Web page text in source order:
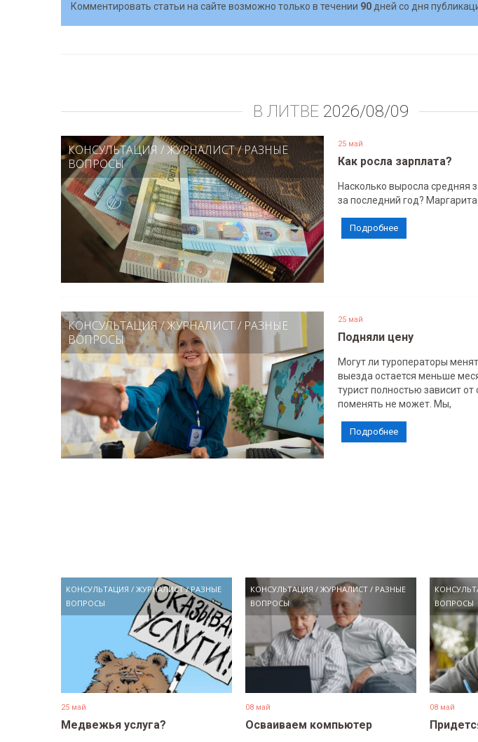
Комментировать статьи на сайте возможно только в течении 90 дней со дня
В ЛИТВЕ 2026/08/09
КОНСУЛЬТАЦИЯ /ЖУРНАЛИСТ/РАЗНЫЕ
ВОПРОСЫ
25 май
Как росла зарплата?
Насколько выросла средняя
за последний год? Маргарита
Подробнее
КОНСУЛЬТАЦИЯ/ЖУРНАЛИСТ/ РАЗНЫЕ
ВОПРОСЫ
25 май
Подняли цену
Могут ли туроператоры
выезда остается меньше
турист полностью зависит от
поменять не может. Мы,
Подробнее
КОНСУЛЬТАЦИЯ / ЖУРНАЛИСТ/РАЗНЫЕ
ВОПРОСЫ
25 май
Медвежья услуга?
КОНСУЛЬТАЦИЯ /ЖУРНАЛИСТ / РАЗНЫЕ
ВОПРОСЫ
08 май
Осваиваем компьютер
ВОПРОСЫ
08 май